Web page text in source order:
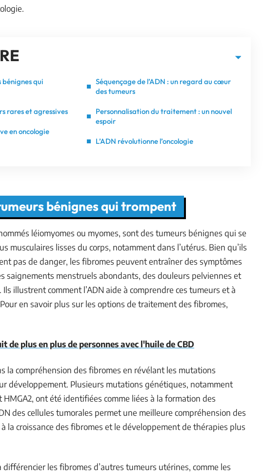
bénignes qui
rares et agressives
en oncologie
Séquençage de l’ADN : un regard au cœur
des tumeurs
Personnalisation du traitement : un nouvel
espoir
L’ADN révolutionne l’oncologie
bénignes qui trompent
léiomyomes ou myomes, sont des tumeurs bénignes qui se
musculaires lisses du corps, notamment dans l’utérus. Bien qu’ils
pas de danger, les fibromes peuvent entraîner des symptômes
saignements menstruels abondants, des douleurs pelviennes et
illustrent comment l’ADN aide à comprendre ces tumeurs et à
en savoir plus sur les options de traitement des fibromes,
de plus en plus de personnes avec l'huile de CBD
la compréhension des fibromes en révélant les mutations
développement. Plusieurs mutations génétiques, notamment
HMGA2, ont été identifiées comme liées à la formation des
des cellules tumorales permet une meilleure compréhension des
la croissance des fibromes et le développement de thérapies plus
différencier les fibromes d’autres tumeurs utérines, comme les